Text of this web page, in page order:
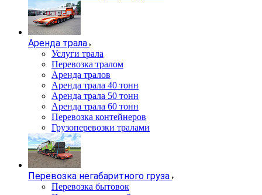
Аренда трала
Услуги трала
Перевозка тралом
Аренда тралов
Аренда трала 40 тонн
Аренда трала 50 тонн
Аренда трала 60 тонн
Перевозка контейнеров
Грузоперевозки тралами
Перевозка негабаритного груза
Перевозка бытовок